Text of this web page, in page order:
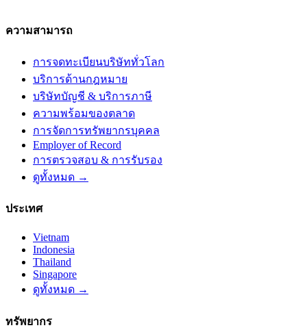
ความสามารถ
การจดทะเบียนบริษัททั่วโลก
บริการด้านกฎหมาย
บริษัทบัญชี & บริการภาษี
ความพร้อมของตลาด
การจัดการทรัพยากรบุคคล
Employer of Record
การตรวจสอบ & การรับรอง
ดูทั้งหมด →
ประเทศ
Vietnam
Indonesia
Thailand
Singapore
ดูทั้งหมด →
ทรัพยากร